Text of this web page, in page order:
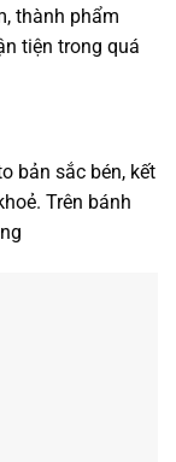
thành phẩm
tiện trong quá
bản sắc bén, kết
Trên bánh